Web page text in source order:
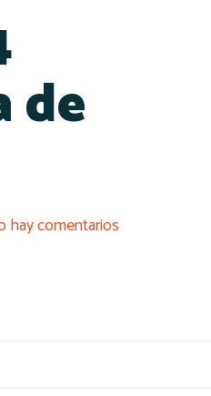
de
hay comentarios